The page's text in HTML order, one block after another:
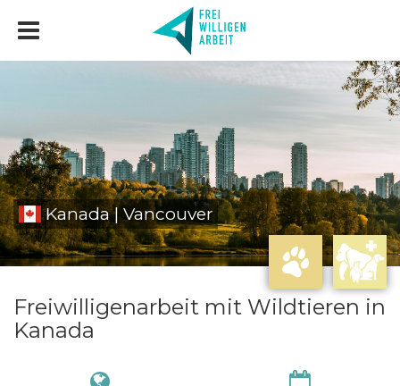
Kanada | Vancouver
Freiwilligenarbeit mit Wildtieren in
Kanada